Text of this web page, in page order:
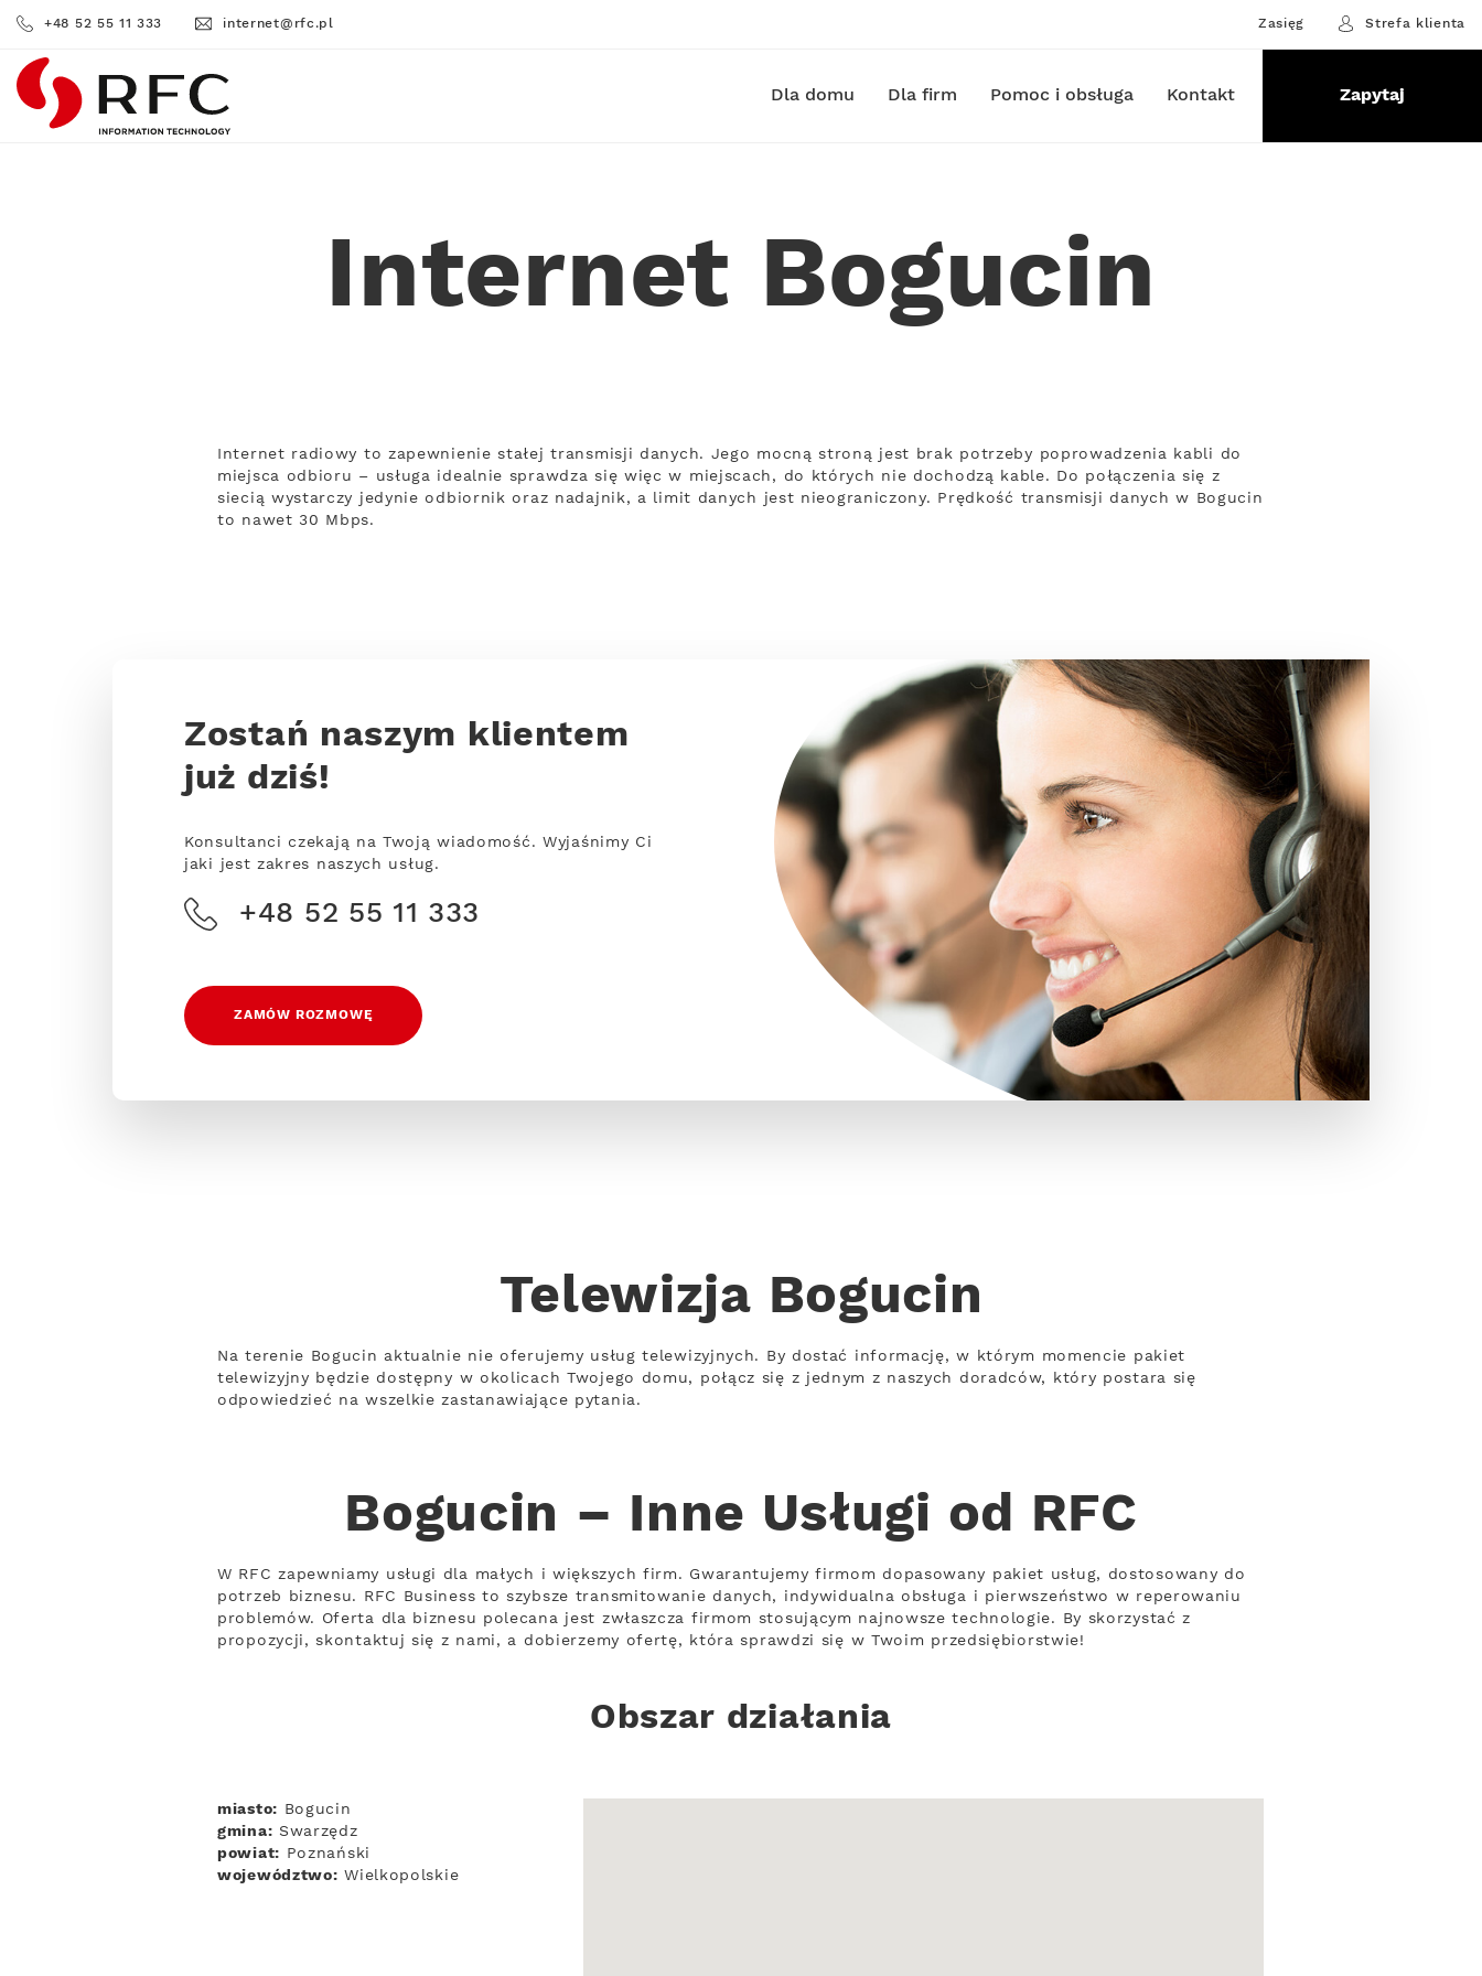
+48 52 55 11 333 internet@rfc.pl Zasięg Strefa klienta
RFC Dla domu Dla firm Pomoc i obsługa Kontakt Zapytaj
Internet Bogucin
Internet radiowy to zapewnienie stałej transmisji danych. Jego mocną stroną jest brak potrzeby poprowadzenia kabli do
miejsca odbioru – usługa idealnie sprawdza się więc w miejscach, do których nie dochodzą kable. Do połączenia się z
siecią wystarczy jedynie odbiornik oraz nadajnik, a limit danych jest nieograniczony. Prędkość transmisji danych w Bogucin
to nawet 30 Mbps.
Zostań naszym klientem
już dziś!
Konsultanci czekają na Twoją wiadomość. Wyjaśnimy Ci
jaki jest zakres naszych usług.
+48 52 55 11 333
ZAMÓW ROZMOWĘ
Telewizja Bogucin
Na terenie Bogucin aktualnie nie oferujemy usług telewizyjnych. By dostać informację, w którym momencie pakiet
telewizyjny będzie dostępny w okolicach Twojego domu, połącz się z jednym z naszych doradców, który postara się
odpowiedzieć na wszelkie zastanawiające pytania.
Bogucin – Inne Usługi od RFC
W RFC zapewniamy usługi dla małych i większych firm. Gwarantujemy firmom dopasowany pakiet usług, dostosowany do
potrzeb biznesu. RFC Business to szybsze transmitowanie danych, indywidualna obsługa i pierwszeństwo w reperowaniu
problemów. Oferta dla biznesu polecana jest zwłaszcza firmom stosującym najnowsze technologie. By skorzystać z
propozycji, skontaktuj się z nami, a dobierzemy ofertę, która sprawdzi się w Twoim przedsiębiorstwie!
Obszar działania
miasto: Bogucin
gmina: Swarzędz
powiat: Poznański
województwo: Wielkopolskie